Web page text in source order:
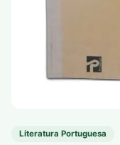
Literatura Portuguesa